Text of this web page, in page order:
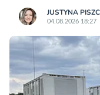
JUSTYNA
04.08.2026 18:27